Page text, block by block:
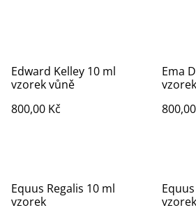
Edward Kelley 10 ml
vzorek vůně
800,00 Kč
Ema
Equus Regalis 10 ml
vzorek
vzorek